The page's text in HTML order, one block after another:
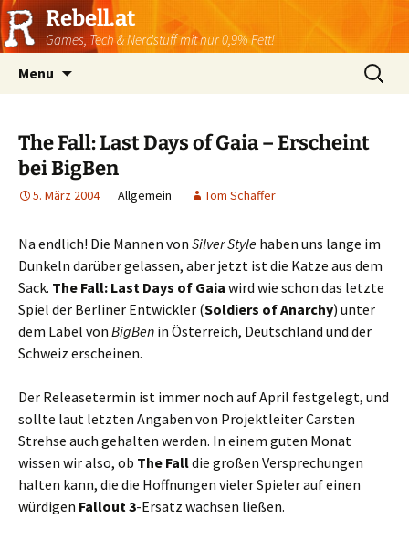
Rebell.at
Games, Tech & Nerdstuff mit nur 0,9% Fett!
Menu
Suchen
nach:
The Fall: Last Days of Gaia – Erscheint
bei BigBen
5. März 2004 Allgemein Tom Schaffer
Na endlich! Die Mannen von Silver Style haben uns lange im
Dunkeln darüber gelassen, aber jetzt ist die Katze aus dem
Sack. The Fall: Last Days of Gaia wird wie schon das letzte
Spiel der Berliner Entwickler (Soldiers of Anarchy) unter
dem Label von BigBen in Österreich, Deutschland und der
Schweiz erscheinen.
Der Releasetermin ist immer noch auf April festgelegt, und
sollte laut letzten Angaben von Projektleiter Carsten
Strehse auch gehalten werden. In einem guten Monat
wissen wir also, ob The Falldie großen Versprechungen
halten kann, die die Hoffnungen vieler Spieler auf einen
würdigen Fallout 3-Ersatz wachsen ließen.